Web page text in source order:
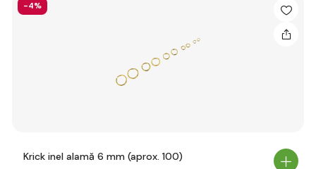
-4%
Krick inel alamă 6 mm (aprox. 100)